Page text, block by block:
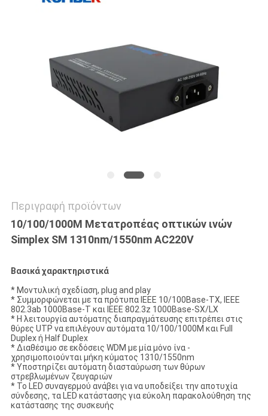
ΠΟΛΙΤΙΚΉ
ΑΠΟΡΡΉΤΟΥ
Περιγραφή προϊόντων
10/100/1000M Μετατροπέας οπτικών ινών
Simplex SM 1310nm/1550nm AC220V
Βασικά χαρακτηριστικά
* Μοντυλική σχεδίαση, plug and play
* Συμμορφώνεται με τα πρότυπα IEEE 10/100Base-TX, IEEE
802.3ab 1000Base-T και IEEE 802.3z 1000Base-SX/LX
* Η λειτουργία αυτόματης διαπραγμάτευσης επιτρέπει στις
θύρες UTP να επιλέγουν αυτόματα 10/100/1000M και Full
Duplex ή Half Duplex
* Διαθέσιμο σε εκδόσεις WDM με μία μόνο ίνα -
χρησιμοποιούνται μήκη κύματος 1310/1550nm
* Υποστηρίζει αυτόματη διασταύρωση των θύρων
στρεβλωμένων ζευγαριών
* Το LED συναγερμού ανάβει για να υποδείξει την αποτυχία
σύνδεσης, τα LED κατάστασης για εύκολη παρακολούθηση της
κατάστασης της συσκευής